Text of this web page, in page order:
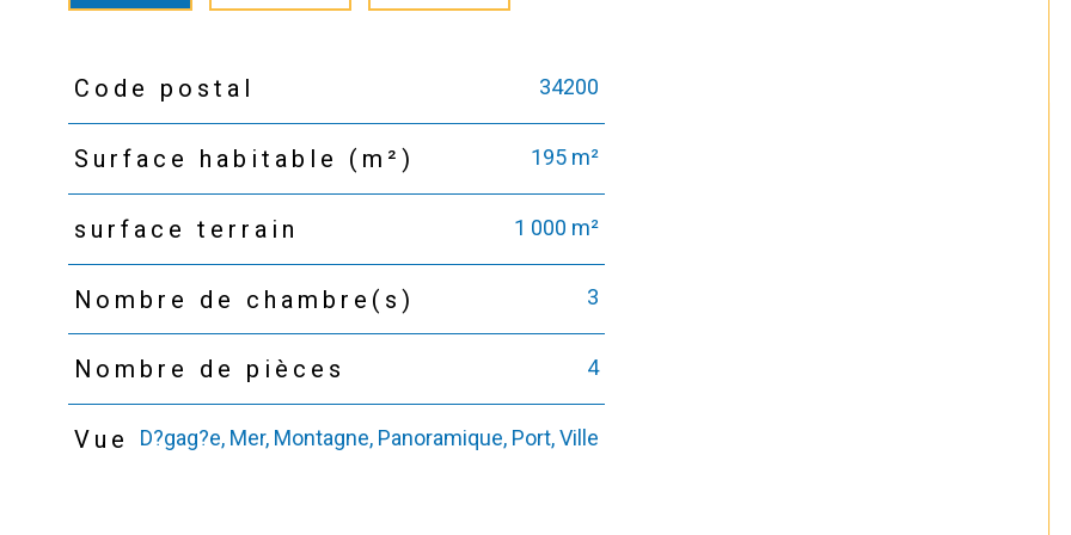
TRAD_PAMPERO_Caracteristique
Code postal 34200
Surface habitable (m²) 195 m²
surface terrain 1 000 m²
Nombre de chambre(s) 3
Nombre de pièces 4
Vue D?gag?e, Mer, Montagne, Panoramique, Port, Ville